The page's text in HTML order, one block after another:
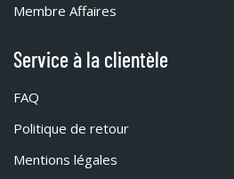
Membre Affaires
Service à la clientèle
FAQ
Politique de retour
Mentions légales